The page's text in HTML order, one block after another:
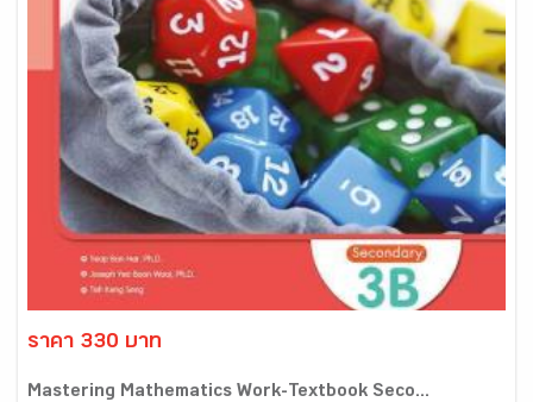
ราคา 330 บาท
Mastering Mathematics Work-Textbook Seco...